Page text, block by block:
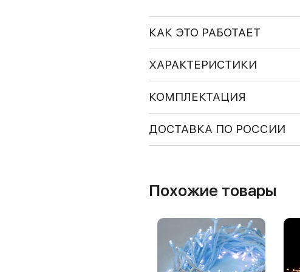
КАК ЭТО РАБОТАЕТ
ХАРАКТЕРИСТИКИ
КОМПЛЕКТАЦИЯ
ДОСТАВКА ПО РОССИИ
Похожие товары